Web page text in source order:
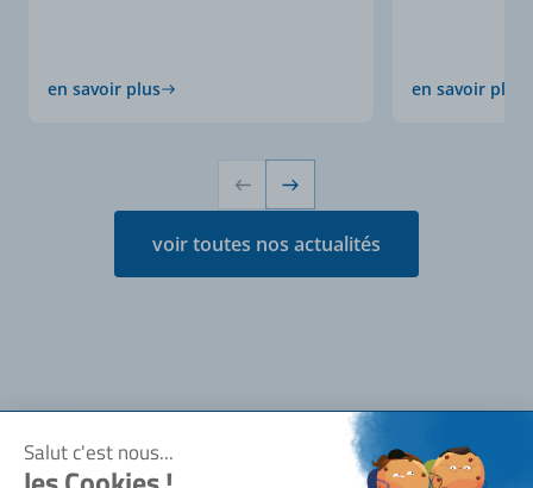
en savoir plus en savoir plus
voir toutes nos actualités